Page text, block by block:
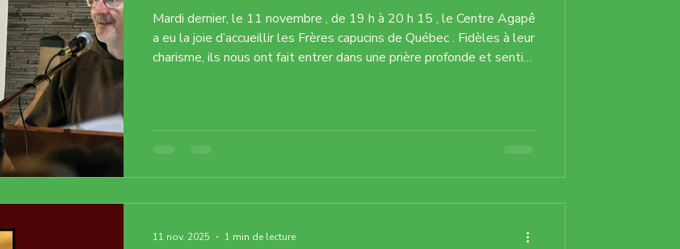
Mardi dernier, le 11 novembre , de 19 h à 20 h 15 , le Centre Agapê
a eu la joie d’accueillir les Frères capucins de Québec . Fidèles à leur
charisme, ils nous ont fait entrer dans une prière profonde et sentie
baume apaisant en cette saison qui annonce les grands moi
11 nov. 2025 1 min de lecture